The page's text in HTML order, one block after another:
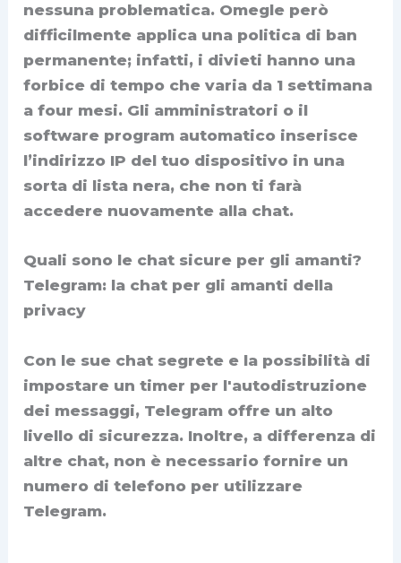
nessuna problematica. Omegle però
difficilmente applica una politica di ban
permanente; infatti, i divieti hanno una
forbice di tempo che varia da 1 settimana
a four mesi. Gli amministratori o il
software program automatico inserisce
l’indirizzo IP del tuo dispositivo in una
sorta di lista nera, che non ti farà
accedere nuovamente alla chat.
Quali sono le chat sicure per gli amanti?
Telegram: la chat per gli amanti della
privacy
Con le sue chat segrete e la possibilità di
impostare un timer per l'autodistruzione
dei messaggi, Telegram offre un alto
livello di sicurezza. Inoltre, a differenza di
altre chat, non è necessario fornire un
numero di telefono per utilizzare
Telegram.